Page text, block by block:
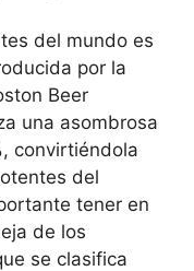
del mundo es
por la
Beer
una asombrosa
, convirtiéndola
del
tener en
de los
se clasifica